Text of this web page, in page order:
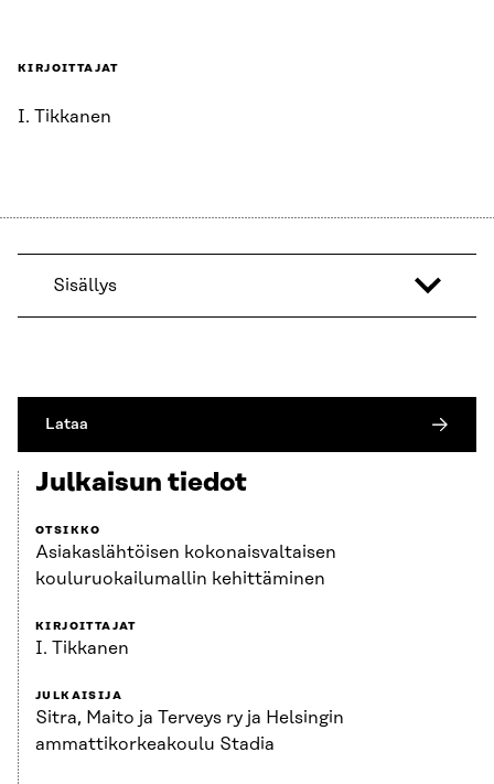
KIRJOITTAJAT
I. Tikkanen
Sisällys
Lataa
Julkaisun tiedot
OTSIKKO
Asiakaslähtöisen kokonaisvaltaisen
kouluruokailumallin kehittäminen
KIRJOITTAJAT
I. Tikkanen
JULKAISIJA
Sitra, Maito ja Terveys ry ja Helsingin
ammattikorkeakoulu Stadia